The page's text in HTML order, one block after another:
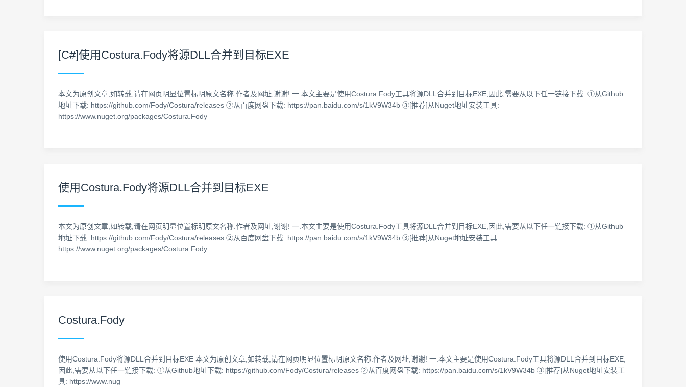
[C#]使用Costura.Fody将源DLL合并到目标EXE
本文为原创文章,如转载,请在网页明显位置标明原文名称.作者及网址,谢谢! 一.本文主要是使用Costura.Fody工具将源DLL合并到目标EXE,因此,需要从以下任一链接下载: ①从Github
地址下载: https://github.com/Fody/Costura/releases ②从百度网盘下载: https://pan.baidu.com/s/1kV9W34b ③[推荐]从Nuget地址安装工具:
https://www.nuget.org/packages/Costura.Fody
使用Costura.Fody将源DLL合并到目标EXE
本文为原创文章,如转载,请在网页明显位置标明原文名称.作者及网址,谢谢! 一.本文主要是使用Costura.Fody工具将源DLL合并到目标EXE,因此,需要从以下任一链接下载: ①从Github
地址下载: https://github.com/Fody/Costura/releases ②从百度网盘下载: https://pan.baidu.com/s/1kV9W34b ③[推荐]从Nuget地址安装工具:
https://www.nuget.org/packages/Costura.Fody
Costura.Fody
使用Costura.Fody将源DLL合并到目标EXE 本文为原创文章,如转载,请在网页明显位置标明原文名称.作者及网址,谢谢! 一.本文主要是使用Costura.Fody工具将源DLL合并到目标EXE,
因此,需要从以下任一链接下载: ①从Github地址下载: https://github.com/Fody/Costura/releases ②从百度网盘下载: https://pan.baidu.com/s/1kV9W34b ③[推荐]从Nuget地址安装工
具: https://www.nug